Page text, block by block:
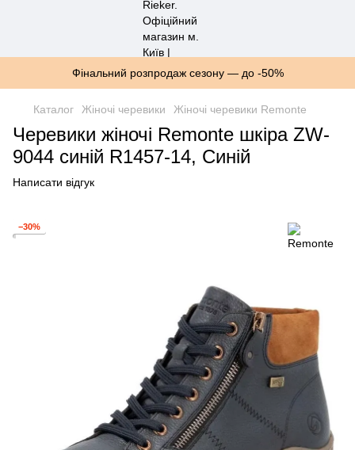
Фінальний розпродаж сезону — до -50%
Каталог Жіночі черевики Жіночі черевики Remonte
Черевики жіночі Remonte шкіра ZW-
9044 синій R1457-14, Синій
Написати відгук
−30%